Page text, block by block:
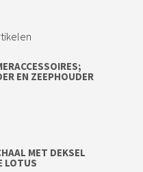
EN ZEEPHOUDER
MET DEKSEL
LOTUS